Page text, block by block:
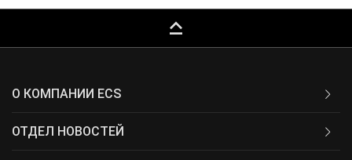
keyboard_capslock
О КОМПАНИИ ECS
ОТДЕЛ НОВОСТЕЙ